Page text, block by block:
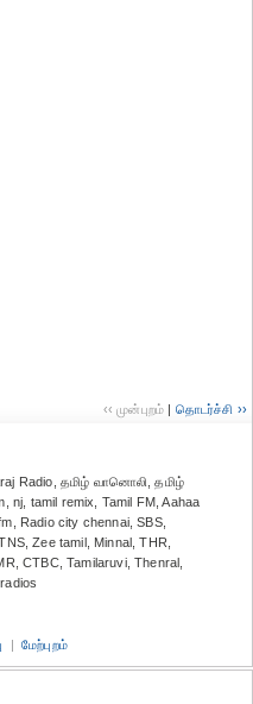
‹‹ முன்புறம் | தொடர்ச்சி ››
Radio, தமிழ் வானொலி, தமிழ்
nj, tamil remix, Tamil FM, Aahaa
Radio city chennai, SBS,
Zee tamil, Minnal, THR,
CTBC, Tamilaruvi, Thenral,
| மேற்புறம்